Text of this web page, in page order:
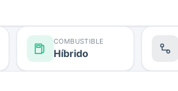
COMBUSTIBLE
Híbrido